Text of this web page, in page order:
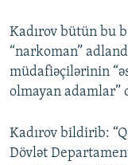
Kadırov bütün bu
“narkoman”
müdafiəçilərinin
olmayan adamlar”
Kadırov bildirib:
Dövlət